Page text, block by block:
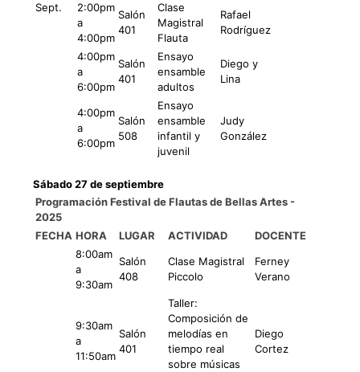
Sept.
2:00pm
a
4:00pm
Salón
401
Clase
Magistral
Flauta
Rafael
Rodríguez
4:00pm
a
6:00pm
Salón
401
Ensayo
ensamble
adultos
Diego y
Lina
4:00pm
a
6:00pm
Salón
508
Ensayo
ensamble
infantil y
juvenil
Judy
González
Sábado 27 de septiembre
Programación Festival de Flautas de Bellas Artes -
2025
FECHA HORA LUGAR ACTIVIDAD DOCENTE
8:00am
a
9:30am
Salón
408
Clase Magistral
Piccolo
Ferney
Verano
9:30am
a
11:50am
Salón
401
Taller:
Composición de
melodías en
tiempo real
sobre músicas
Diego
Cortez